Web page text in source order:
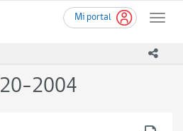
Mi portal
Toggle
2004